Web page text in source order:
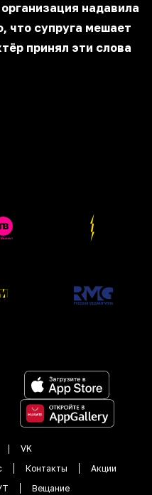
надавила
что супруга мешает
принял эти слова
VK
Контакты
Акции
Вещание